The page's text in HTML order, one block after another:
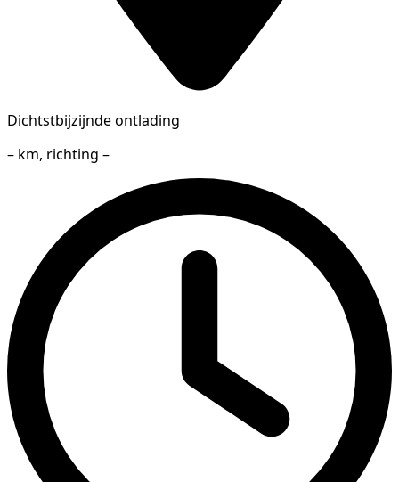
Dichtstbijzijnde ontlading
– km, richting –